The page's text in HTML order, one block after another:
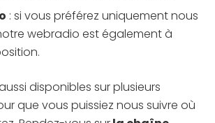
: si vous préférez uniquement nous
webradio est également à
disponibles sur plusieurs
que vous puissiez nous suivre où